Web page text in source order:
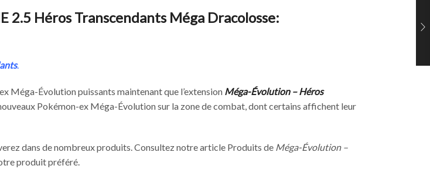
2.5 Héros Transcendants Méga Dracolosse:
.
Méga-Évolution puissants maintenant que l’extension Méga-Évolution – Héros
Pokémon-ex Méga-Évolution sur la zone de combat, dont certains affichent leur
dans de nombreux produits. Consultez notre article Produits de Méga-Évolution –
produit préféré.